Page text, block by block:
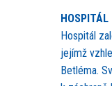
HOSPITÁL
Hospitál
jejímž
Betléma.